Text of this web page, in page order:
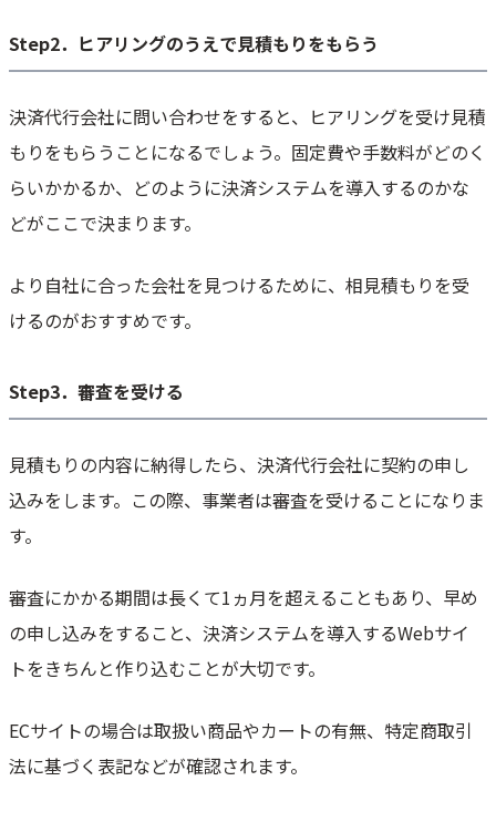
Step2．ヒアリングのうえで見積もりをもらう
決済代行会社に問い合わせをすると、ヒアリングを受け見積
もりをもらうことになるでしょう。固定費や手数料がどのく
らいかかるか、どのように決済システムを導入するのかな
どがここで決まります。
より自社に合った会社を見つけるために、相見積もりを受
けるのがおすすめです。
Step3．審査を受ける
見積もりの内容に納得したら、決済代行会社に契約の申し
込みをします。この際、事業者は審査を受けることになりま
す。
審査にかかる期間は長くて1ヵ月を超えることもあり、早め
の申し込みをすること、決済システムを導入するWebサイ
トをきちんと作り込むことが大切です。
ECサイトの場合は取扱い商品やカートの有無、特定商取引
法に基づく表記などが確認されます。